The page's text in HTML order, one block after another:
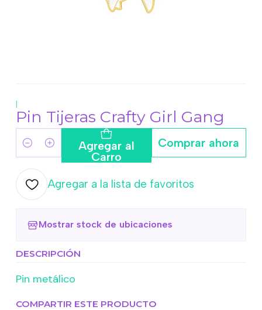
|
Pin Tijeras Crafty Girl Gang
Cantidad Agregar al
Carro
Comprar ahora
Agregar a la lista de favoritos
Mostrar stock de ubicaciones
DESCRIPCIÓN
Pin metálico
COMPARTIR ESTE PRODUCTO